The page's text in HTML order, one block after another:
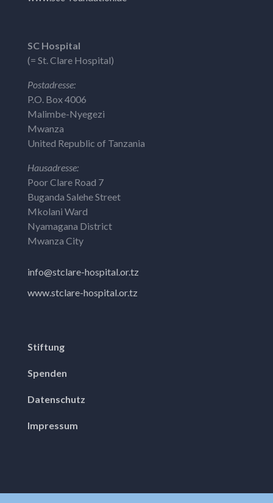
SC Hospital
(= St. Clare Hospital)
Postadresse:
P.O. Box 4006
Malimbe-Nyegezi
Mwanza
United Republic of Tanzania
Hausadresse:
Poor Clare Road 7
Buganda Salehe Street
Mkolani Ward
Nyamagana District
Mwanza City
info@stclare-hospital.or.tz
www.stclare-hospital.or.tz
Stiftung
Spenden
Datenschutz
Impressum